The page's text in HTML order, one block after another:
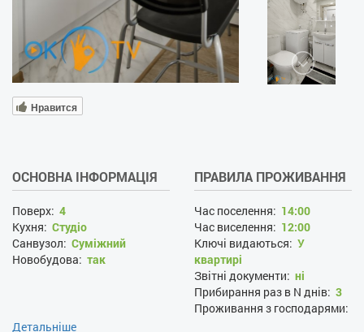
Нравится
ОСНОВНА ІНФОРМАЦІЯ
Поверх: 4
Кухня: Студіо
Санвузол: Суміжний
Новобудова: так
ПРАВИЛА ПРОЖИВАННЯ
Час поселення: 14:00
Час виселення: 12:00
Ключі видаються: У
квартирі
Звітні документи: ні
Прибирання раз в N днів: 3
Проживання з господарями:
Детальніше